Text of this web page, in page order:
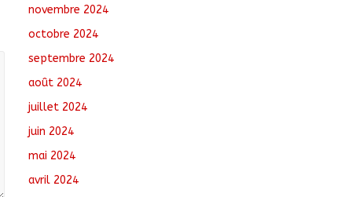
novembre 2024
octobre 2024
septembre 2024
août 2024
juillet 2024
juin 2024
mai 2024
avril 2024